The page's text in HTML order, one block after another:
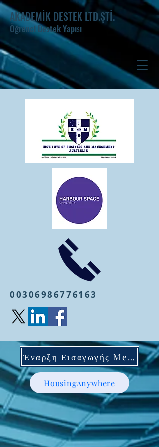
00306986776163
AKADEMİK DESTEK LTD.ŞTİ.
Öğrenci Destek Yapısı
Έναρξη Εισαγωγής Mentoring
HousingAnywhere